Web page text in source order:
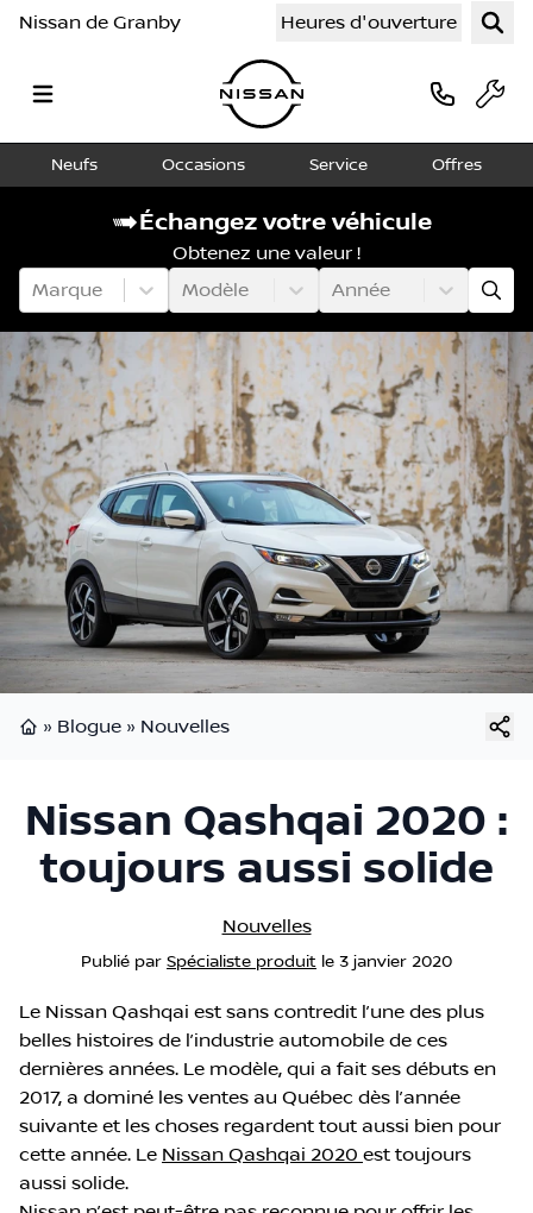
Nissan de Granby Heures d'ouverture
Neufs Occasions Service Offres
Échangez votre véhicule
Obtenez une valeur !
Marque
Modèle Année
» Blogue » Nouvelles
Nissan Qashqai 2020 :
toujours aussi solide
Nouvelles
Publié par Spécialiste produit le 3 janvier 2020
Le Nissan Qashqai est sans contredit l’une des plus
belles histoires de l’industrie automobile de ces
dernières années. Le modèle, qui a fait ses débuts en
2017, a dominé les ventes au Québec dès l’année
suivante et les choses regardent tout aussi bien pour
cette année. Le Nissan Qashqai 2020 est toujours
aussi solide.